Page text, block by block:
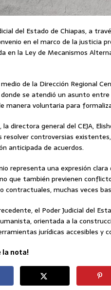
del Estado de Chiapas, a
en el marco de la justicia
en la Ley de Mecanismos
de la Dirección Regional
se atendió un asunto
manera voluntaria para
la directora general del CEJA,
resolver controversias
anticipada de acuerdos.
representa una expresión
que también previenen
contractuales, muchas veces
el Poder Judicial del
orientada a la
jurídicas accesibles y
la nota!